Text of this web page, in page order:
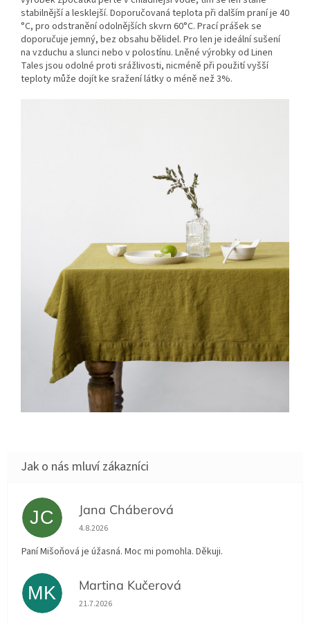
stabilnější a lesklejší. Doporučovaná teplota při dalším praní je 40
°C, pro odstranění odolnějších skvrn 60°C. Prací prášek se
doporučuje jemný, bez obsahu bělidel. Pro len je ideální sušení
na vzduchu a slunci nebo v polostínu. Lněné výrobky od Linen
Tales jsou odolné proti srážlivosti, nicméně při použití vyšší
teploty může dojít ke sražení látky o méně než 3%.
JC Jana Cháberová
Hodnocení obchodu je 5 z 5 hvězdiček.
4.8.2026
Paní Mišoňová je úžasná. Moc mi pomohla. Děkuji.
MK Martina Kučerová
Hodnocení obchodu je 5 z 5 hvězdiček.
21.7.2026